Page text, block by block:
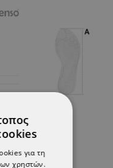
για τη
χρηστών.